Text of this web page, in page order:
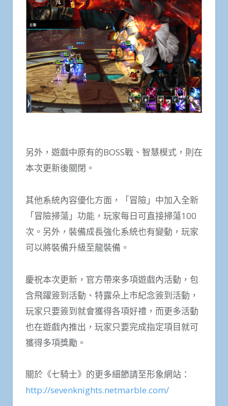
另外，遊戲中原有的BOSS戰、智慧模式，則在
本次更新後關閉。
其他系統內容優化方面，「冒險」中加入全新
「冒險掃蕩」功能，玩家每日可直接掃蕩100
次。另外，裝備成長強化系統也有變動，玩家
可以將裝備升級至龍裝備。
慶祝本次更新，官方帶來多項遊戲內活動，包
含飛躍簽到活動、特露朵上市紀念簽到活動，
玩家只要簽到就會獲得各項好禮，而更多活動
也在遊戲內推出，玩家只要完成指定項目就可
獲得多項獎勵。
關於《七騎士》的更多細節請至形象網站：
http://sevenknights.netmarble.com/